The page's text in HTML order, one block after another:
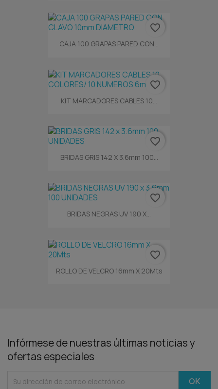
CAJA 100 GRAPAS PARED CON...
favorite_border
KIT MARCADORES CABLES 10...
favorite_border
BRIDAS GRIS 142 X 3.6mm 100...
favorite_border
BRIDAS NEGRAS UV 190 X...
favorite_border
ROLLO DE VELCRO 16mm X 20Mts
favorite_border
Infórmese de nuestras últimas noticias y
ofertas especiales